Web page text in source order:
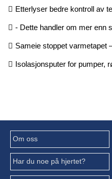
Etterlyser bedre kontroll av
- Dette handler om mer enn
Sameie stoppet varmetapet
Isolasjonsputer for pumper,
Om oss
Har du noe på hjertet?